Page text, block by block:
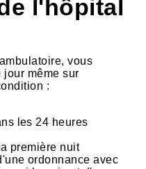
l'hôpital
vous
jour même sur
:
les 24 heures
première nuit
ordonnance avec